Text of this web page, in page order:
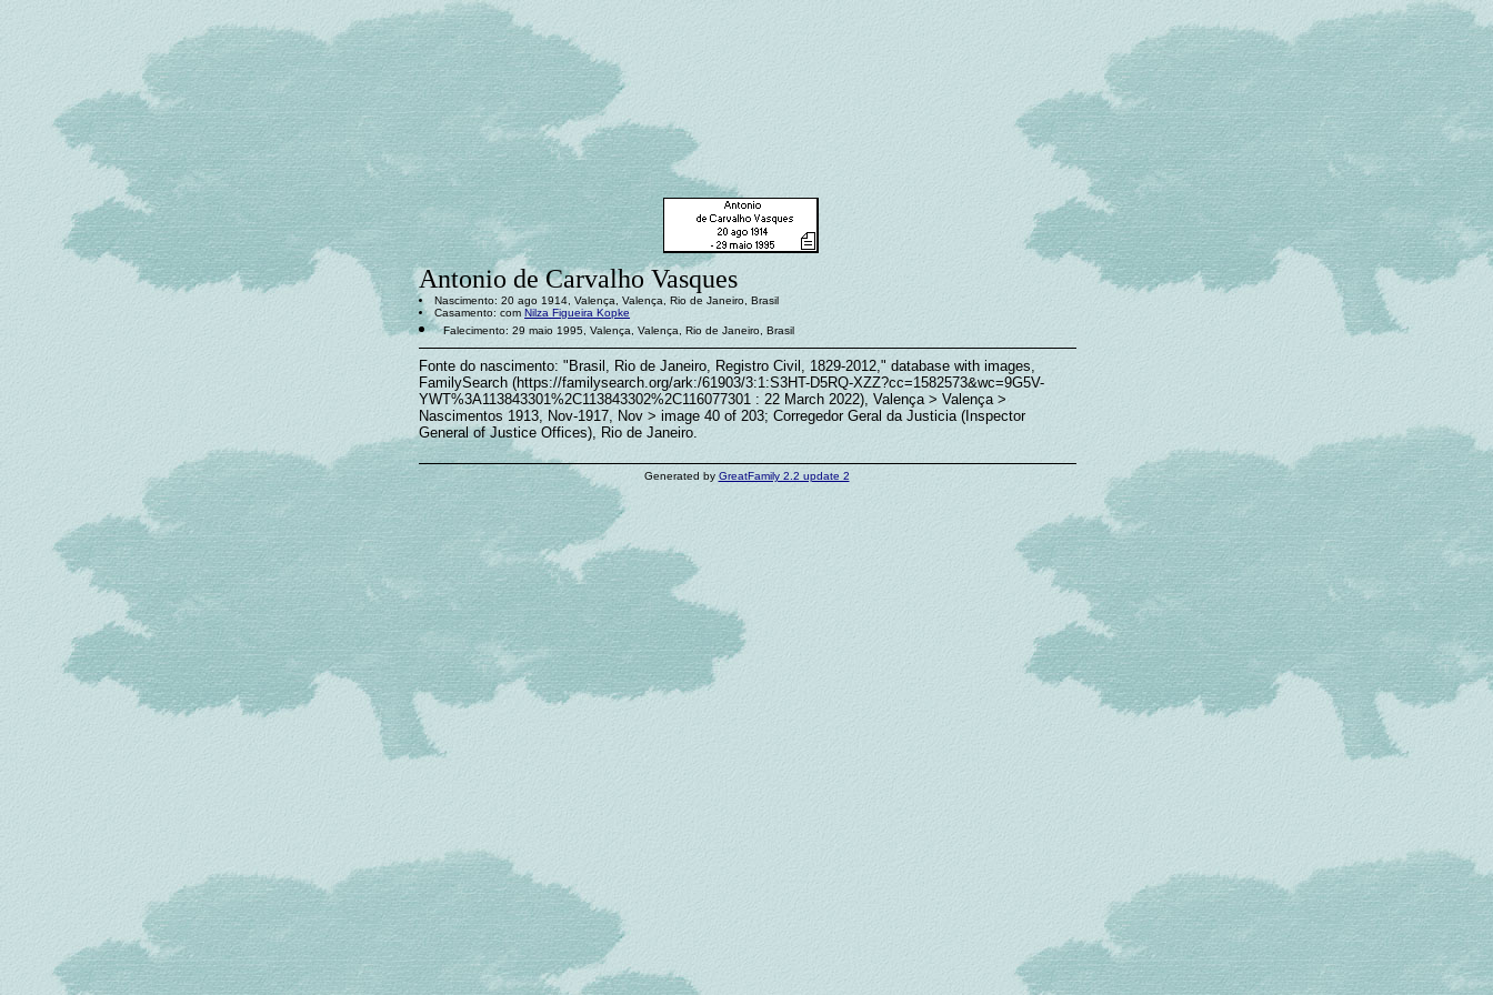
Antonio de Carvalho Vasques
Nascimento: 20 ago 1914, Valença, Valença, Rio de Janeiro, Brasil
Casamento: com Nilza Figueira Kopke
Falecimento: 29 maio 1995, Valença, Valença, Rio de Janeiro, Brasil
Fonte do nascimento: "Brasil, Rio de Janeiro, Registro Civil, 1829-2012," database with images,
FamilySearch (https://familysearch.org/ark:/61903/3:1:S3HT-D5RQ-XZZ?cc=1582573&wc=9G5V-
YWT%3A113843301%2C113843302%2C116077301 : 22 March 2022), Valença > Valença >
Nascimentos 1913, Nov-1917, Nov > image 40 of 203; Corregedor Geral da Justicia (Inspector
General of Justice Offices), Rio de Janeiro.
Generated by GreatFamily 2.2 update 2